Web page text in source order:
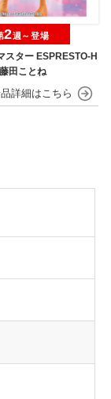
スター ESPRESTO-H
田ことね
2週～登場